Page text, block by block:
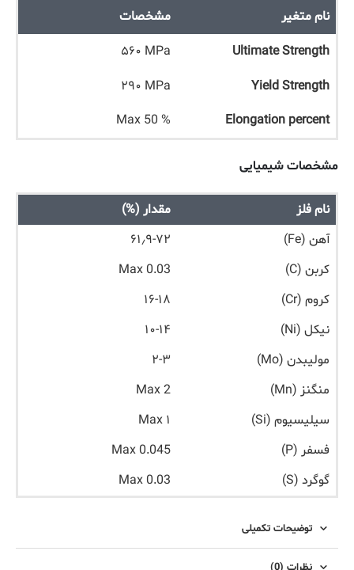
نام متغیر
مشخصات
Ultimate Strength
۵۶۰ MPa
Yield Strength
۲۹۰ MPa
Elongation percent
Max 50 %
مشخصات شیمیایی
نام فلز
مقدار (%)
آهن (Fe)
۶۱٫۹-۷۲
کربن (C)
Max 0.03
کروم (Cr)
۱۶-۱۸
نیکل (Ni)
۱۰-۱۴
مولیبدن (Mo)
۲-۳
منگنز (Mn)
Max 2
سیلیسیوم (Si)
۱ Max
فسفر (P)
Max 0.045
گوگرد (S)
Max 0.03
توضیحات تکمیلی